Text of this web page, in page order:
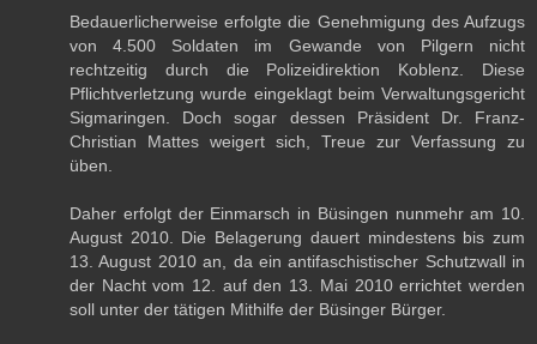
Bedauerlicherweise erfolgte die Genehmigung des Aufzugs
von 4.500 Soldaten im Gewande von Pilgern nicht
rechtzeitig durch die Polizeidirektion Koblenz. Diese
Pflichtverletzung wurde eingeklagt beim Verwaltungsgericht
Sigmaringen. Doch sogar dessen Präsident Dr. Franz-
Christian Mattes weigert sich, Treue zur Verfassung zu
üben.
Daher erfolgt der Einmarsch in Büsingen nunmehr am 10.
August 2010. Die Belagerung dauert mindestens bis zum
13. August 2010 an, da ein antifaschistischer Schutzwall in
der Nacht vom 12. auf den 13. Mai 2010 errichtet werden
soll unter der tätigen Mithilfe der Büsinger Bürger.